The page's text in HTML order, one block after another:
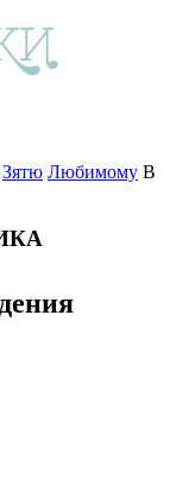
Зятю Любимому В